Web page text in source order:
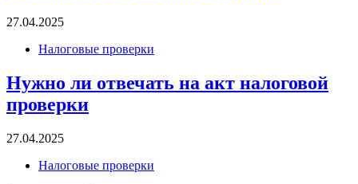
27.04.2025
Налоговые проверки
Нужно ли отвечать на акт налоговой
проверки
27.04.2025
Налоговые проверки